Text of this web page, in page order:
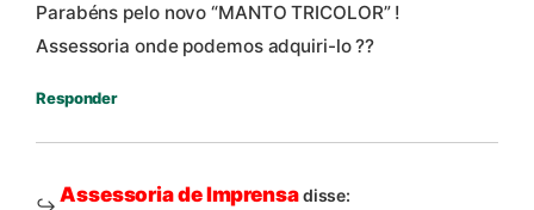
Parabéns pelo novo “MANTO TRICOLOR” !
Assessoria onde podemos adquiri-lo ??
Responder
Assessoria de Imprensadisse: